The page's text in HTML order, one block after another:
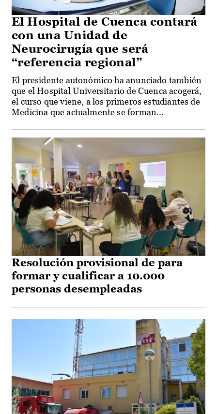
El Hospital de Cuenca contará
con una Unidad de
Neurocirugía que será
“referencia regional”
El presidente autonómico ha anunciado también
que el Hospital Universitario de Cuenca acogerá,
el curso que viene, a los primeros estudiantes de
Medicina que actualmente se forman...
Resolución provisional de para
formar y cualificar a 10.000
personas desempleadas